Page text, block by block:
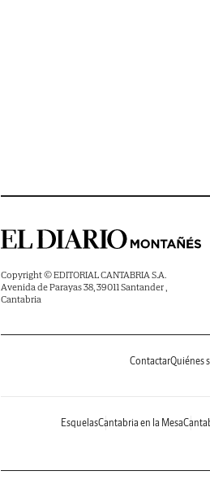
Copyright © EDITORIAL CANTABRIA S.A.
Avenida de Parayas 38, 39011 Santander ,
Cantabria
ContactarQuiénes
EsquelasCantabria en la Mesa